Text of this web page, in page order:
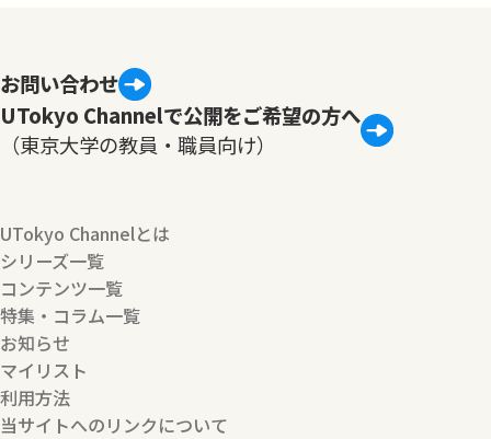
お問い合わせ
UTokyo Channelで公開をご希望の方へ
（東京大学の教員・職員向け）
UTokyo Channelとは
シリーズ一覧
コンテンツ一覧
特集・コラム一覧
お知らせ
マイリスト
利用方法
当サイトへのリンクについて